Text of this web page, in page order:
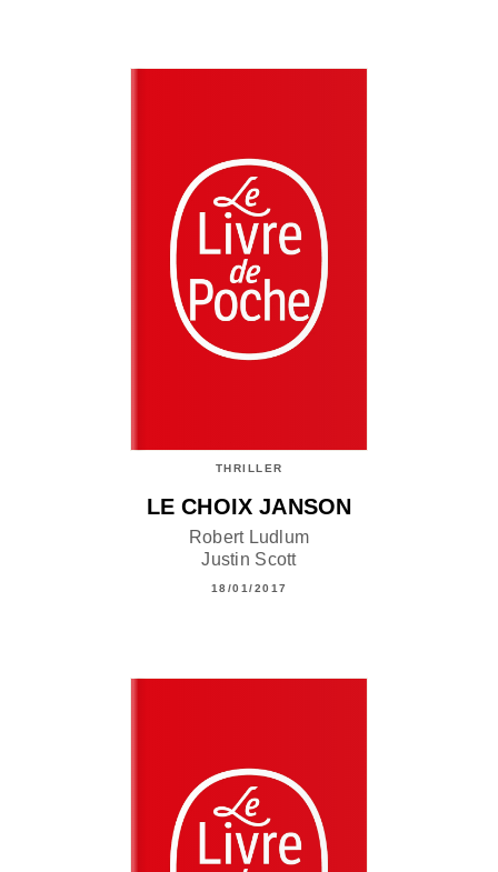
THRILLER
LE CHOIX JANSON
Robert Ludlum
Justin Scott
18/01/2017